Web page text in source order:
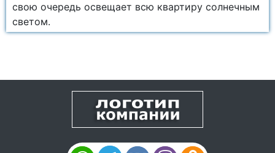
свою очередь освещает всю квартиру солнечным
светом.